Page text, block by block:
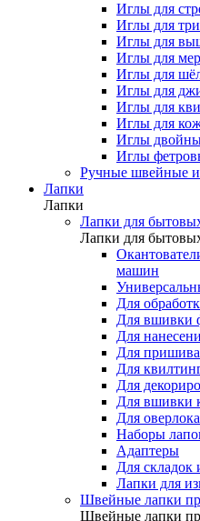
Иглы для
Иглы для
Иглы для
Иглы для
Иглы для
Иглы для
Иглы для
Иглы для
Иглы
Иглы
Ручные швейные
Лапки
Лапки
Лапки для
Лапки для
машин
Для
Для вшивки
Для
Для
Для
Для
Для вшивки
Для оверлока
Наборы
Адаптеры
Для складок
Лапки для
Швейные лапки
Швейные лапки